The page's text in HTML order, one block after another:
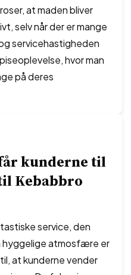
at maden bliver
selv når der er mange
servicehastigheden
hvor man
på deres
kunderne til
Kebabbro
service, den
hyggelige atmosfære er
at kunderne vender